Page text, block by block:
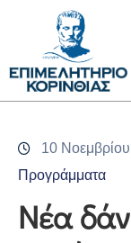
Επιμελητήριο
Υπηρεσίες
Προγράμματα
10
Προγράμματα
Νέα